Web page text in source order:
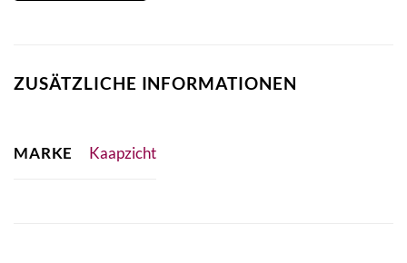
ZUSÄTZLICHE INFORMATIONEN
MARKE Kaapzicht